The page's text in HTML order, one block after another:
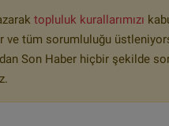
topluluk kurallarımızı
ve tüm sorumluluğu
Son Haber hiçbir şekilde